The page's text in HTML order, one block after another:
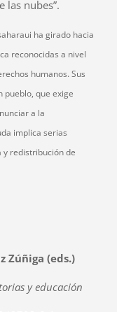
las nubes”.
ha girado hacia
reconocidas a nivel
humanos. Sus
pueblo, que exige
a la
implica serias
redistribución de
Zúñiga (eds.)
y educación